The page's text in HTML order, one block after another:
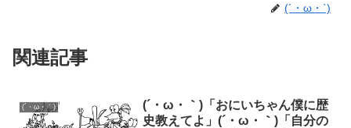
(´・ω・`)
関連記事
(´・ω・｀)
(´・ω・｀)「おにいちゃん僕に歴
史教えてよ」(´・ω・｀)「自分の